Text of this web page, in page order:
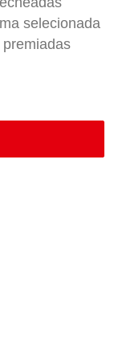
selecionada